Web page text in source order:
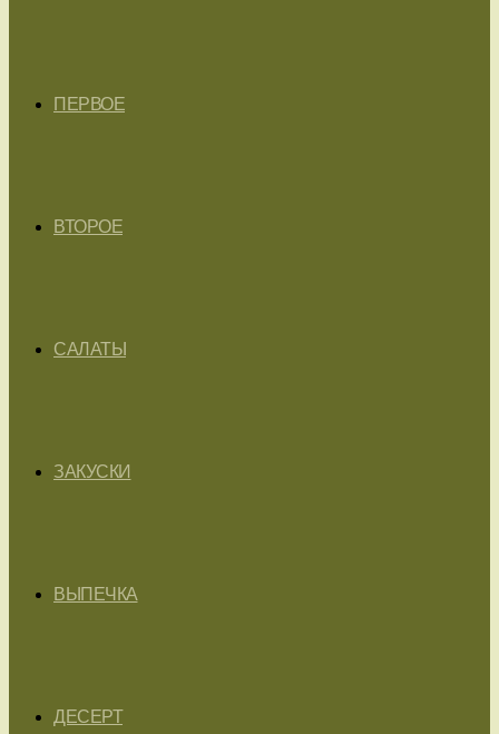
ПЕРВОЕ
ВТОРОЕ
САЛАТЫ
ЗАКУСКИ
ВЫПЕЧКА
ДЕСЕРТ